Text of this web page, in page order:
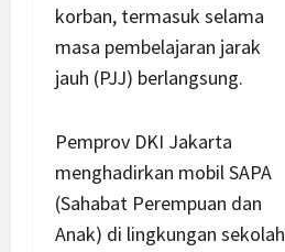
korban, termasuk selama
masa pembelajaran jarak
jauh (PJJ) berlangsung.
Pemprov DKI Jakarta
menghadirkan mobil SAPA
(Sahabat Perempuan dan
Anak) di lingkungan sekolah